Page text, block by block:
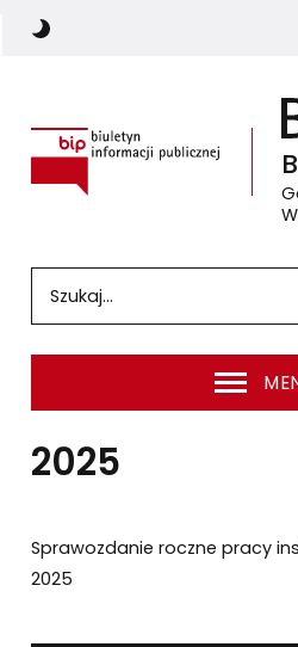
Włącz ciemny motyw strony
Biuletyn Informacji Publicznej
Wprowadź słowa, które mają
2025
Sprawozdanie roczne pracy
2025